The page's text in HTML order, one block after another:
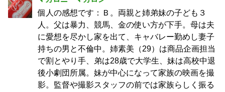
個人の感想です：Ｂ。両親と姉弟妹の子ども３
人。父は暴力、競馬、金の使い方が下手。母は夫
に愛想を尽かし家を出て、キャバレー勤めし妻子
持ちの男と不倫中。姉素美（29）は商品企画担当
で割とやり手、弟は28歳で大学生、妹は高校中退
後小劇団所属。妹が中心になって家族の映画を撮
影。監督や撮影スタッフの前では家族らしく振る